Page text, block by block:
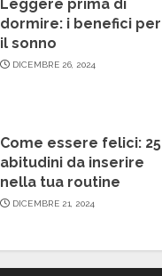
Leggere prima di
dormire: i benefici per
il sonno
DICEMBRE 26, 2024
Come essere felici: 25
abitudini da inserire
nella tua routine
DICEMBRE 21, 2024